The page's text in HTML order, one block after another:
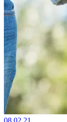
08.02.21